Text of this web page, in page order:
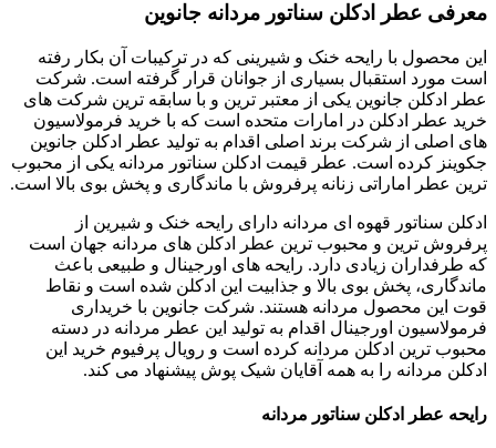
ادکلن سناتور مردانه جانوین
با رایحه خنک و شیرینی که در ترکیبات آن بکار رفته
استقبال بسیاری از جوانان قرار گرفته است. شرکت
جانوین یکی از معتبر ترین و با سابقه ترین شرکت های
ادکلن در امارات متحده است که با خرید فرمولاسیون
از شرکت برند اصلی اقدام به تولید عطر ادکلن جانوین
است. عطر قیمت ادکلن سناتور مردانه یکی از محبوب
اماراتی زنانه پرفروش با ماندگاری و پخش بوی بالا است.
قهوه ای مردانه دارای رایحه خنک و شیرین از
و محبوب ترین عطر ادکلن های مردانه جهان است
زیادی دارد. رایحه های اورجینال و طبیعی باعث
پخش بوی بالا و جذابیت این ادکلن شده است و نقاط
محصول مردانه هستند. شرکت جانوین با خریداری
اورجینال اقدام به تولید این عطر مردانه در دسته
ادکلن مردانه کرده است و رویال پرفیوم خرید این
را به همه آقایان شیک پوش پیشنهاد می کند.
ادکلن سناتور مردانه